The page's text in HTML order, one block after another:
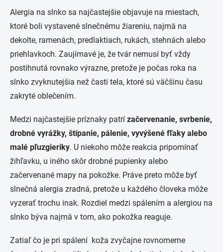
Alergia na slnko sa najčastejšie objavuje na miestach,
ktoré boli vystavené slnečnému žiareniu, najmä na
dekolte, ramenách, predlaktiach, rukách, stehnách alebo
priehlavkoch. Zaujímavé je, že tvár nemusí byť vždy
postihnutá rovnako výrazne, pretože je počas roka na
slnko zvyknutejšia než časti tela, ktoré sú väčšinu času
zakryté oblečením.
Medzi najčastejšie príznaky patrí začervenanie, svrbenie,
drobné vyrážky, štípanie, pálenie, vyvýšené fľaky alebo
malé pľuzgieriky. U niekoho môže reakcia pripomínať
žihľavku, u iného skôr drobné pupienky alebo
začervenané mapy na pokožke. Práve preto môže byť
slnečná alergia zradná, pretože u každého človeka môže
vyzerať trochu inak. Rozdiel medzi spálením a alergiou na
slnko býva najmä v tom, ako pokožka reaguje.
Zatiaľ čo je pri spálení koža zvyčajne rovnomerne